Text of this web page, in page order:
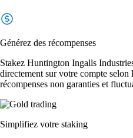
Générez des récompenses
Stakez Huntington Ingalls
directement sur votre compte
récompenses non garanties et
Simplifiez votre staking